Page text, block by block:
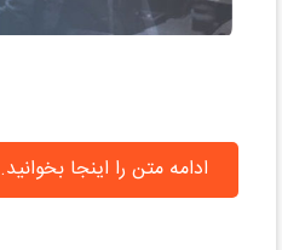
ادامه متن را اینجا بخوانید.